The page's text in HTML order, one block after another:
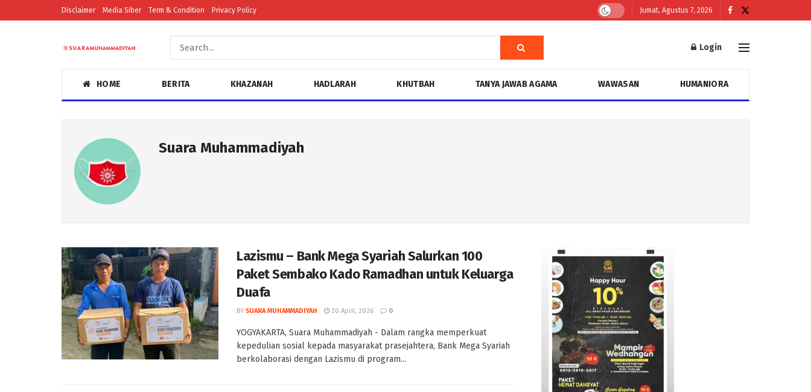
Disclaimer Media Siber Term & Condition Privacy Policy Jumat, Agustus 7, 2026
Login
HOME BERITA KHAZANAH HADLARAH KHUTBAH TANYA JAWAB AGAMA WAWASAN HUMANIORA
Suara Muhammadiyah
Lazismu – Bank Mega Syariah Salurkan 100
Paket Sembako Kado Ramadhan untuk Keluarga
Duafa
BY SUARA MUHAMMADIYAH 20 April, 2026 0
YOGYAKARTA, Suara Muhammadiyah - Dalam rangka memperkuat
kepedulian sosial kepada masyarakat prasejahtera, Bank Mega Syariah
berkolaborasi dengan Lazismu di program...